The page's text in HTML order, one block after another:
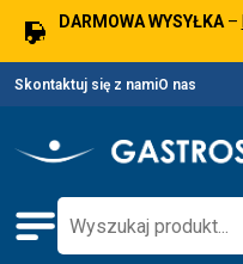
DARMOWA WYSYŁKA–
Skontaktuj się z namiO nas